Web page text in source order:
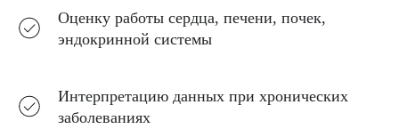
Оценку работы сердца, печени, почек,
эндокринной системы
Интерпретацию данных при хронических
заболеваниях
+7